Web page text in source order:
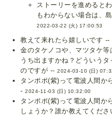
ストーリーを進めると
もわからない場合は、
2022-03-22 (火) 17:00:53
教えて来れたら嬉しいです --
金のタケノコや、マツタケ等
うち出ますかね？どういう
のですが --2024-03-10 (日)
タンポポ(紫)って電波人間か
-2024-11-03 (日) 10:32:00
タンポポ(紫)って電波人間か
しょうか？誰か教えてくだ